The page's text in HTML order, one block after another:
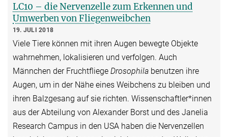
LC10 – die Nervenzelle zum Erkennen und
Umwerben von Fliegenweibchen
19. JULI 2018
Viele Tiere können mit ihren Augen bewegte Objekte
wahrnehmen, lokalisieren und verfolgen. Auch
Männchen der Fruchtfliege Drosophila benutzen ihre
Augen, um in der Nähe eines Weibchens zu bleiben und
ihren Balzgesang auf sie richten. Wissenschaftler*innen
aus der Abteilung von Alexander Borst und des Janelia
Research Campus in den USA haben die Nervenzellen